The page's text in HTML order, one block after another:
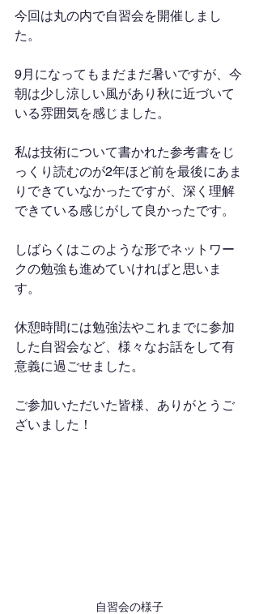
今回は丸の内で自習会を開催しまし
た。
9月になってもまだまだ暑いですが、今
朝は少し涼しい風があり秋に近づいて
いる雰囲気を感じました。
私は技術について書かれた参考書をじ
っくり読むのが2年ほど前を最後にあま
りできていなかったですが、深く理解
できている感じがして良かったです。
しばらくはこのような形でネットワー
クの勉強も進めていければと思いま
す。
休憩時間には勉強法やこれまでに参加
した自習会など、様々なお話をして有
意義に過ごせました。
ご参加いただいた皆様、ありがとうご
ざいました！
自習会の様子